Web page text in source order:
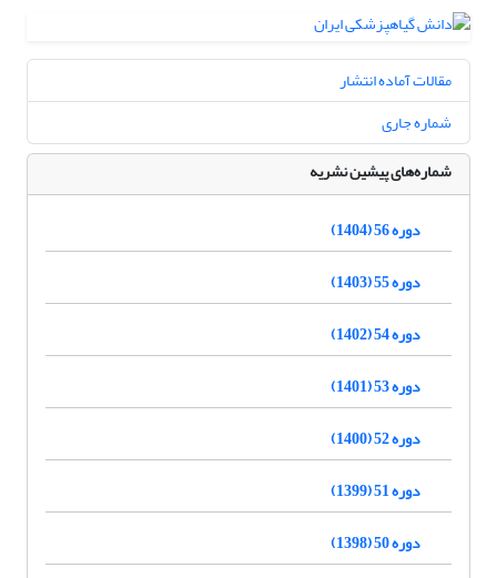
مقالات آماده انتشار
شماره جاری
شماره‌های پیشین نشریه
دوره 56 (1404)
دوره 55 (1403)
دوره 54 (1402)
دوره 53 (1401)
دوره 52 (1400)
دوره 51 (1399)
دوره 50 (1398)